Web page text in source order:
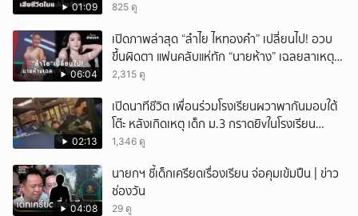
01:09 825 ดู
06:04
เปิดภาพล่าสุด “ลำไย ไหทองคำ” เปลี่ยนไป! อวบ
ขึ้นผิดตา แฟนคลับแห่ทัก “นายห้าง” เฉลยสาเหตุ
ชัด!
2,315 ดู
02:13
เปิดนาทีชีวิต เพื่อนร่วมโรงเรียนผวาพากันมอบใต้
โต๊ะ หลังเกิดเหตุ เด็ก ม.3 กราดยิvในโรงเรียน
เทพศิรินทร์นนท์ แบบไม่เลือกหน้า เสียงปืนดังสนั่น
1,346 ดู
04:08
นายกฯ ชี้เด็กเครียดเรื่องเรียน จ่อคุมเข้มปืน | ข่าว
ช่องวัน
29 ดู